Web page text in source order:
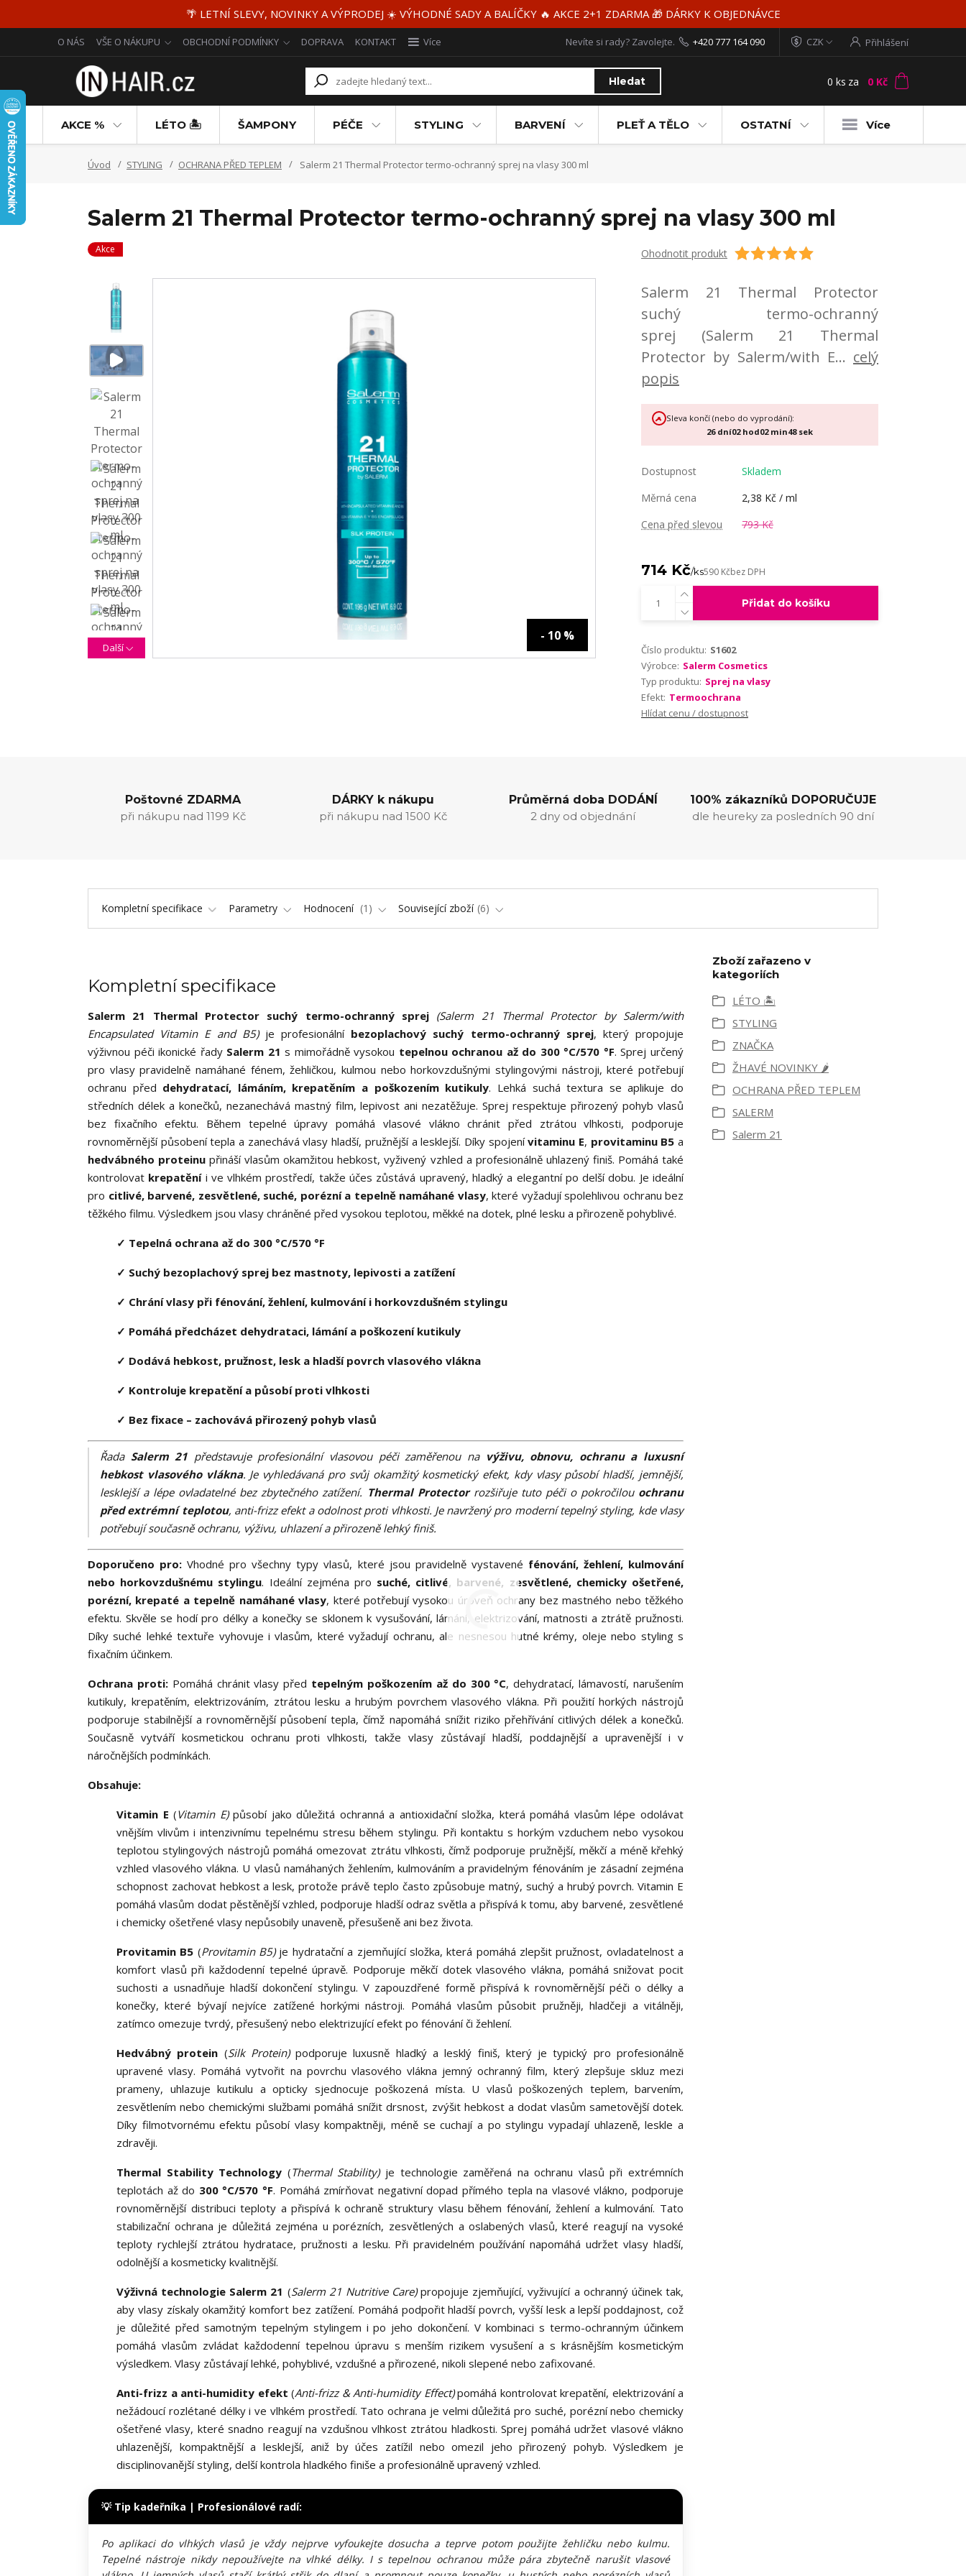
🌴 LETNÍ SLEVY, NOVINKY A VÝPRODEJ ☀️ VÝHODNÉ SADY A BALÍČKY 🔥 AKCE 2+1 ZDARMA 🎁 DÁRKY K OBJEDNÁVCE
O NÁS VŠE O NÁKUPU OBCHODNÍ PODMÍNKY DOPRAVA KONTAKT Více CZK Přihlášení
Hledat
Nevíte si rady? Zavolejte. +420 777 164 090
0 ks za 0 Kč
AKCE % LÉTO 🏝️ ŠAMPONY PÉČE STYLING BARVENÍ PLEŤ A TĚLO OSTATNÍ Více
Úvod STYLING OCHRANA PŘED TEPLEM Salerm 21 Thermal Protector termo-ochranný sprej na vlasy 300 ml
Salerm 21 Thermal Protector termo-ochranný sprej na vlasy 300 ml
Akce
- 10 %
Další
Ohodnotit produkt
Salerm 21 Thermal Protector
suchý termo-ochranný
sprej (Salerm 21 Thermal
Protector by Salerm/with E... celý
popis
Sleva končí (nebo do vyprodání):
26 dní02hod02min47sek
Dostupnost
Skladem
Měrná cena
2,38 Kč / ml
Cena před slevou
793 Kč
714 Kč/ks590 Kčbez DPH
Přidat do košíku
Číslo produktu: S1602
Výrobce: Salerm Cosmetics
Typ produktu: Sprej na vlasy
Efekt: Termoochrana
Hlídat cenu / dostupnost
Poštovné ZDARMA
při nákupu nad 1199 Kč
DÁRKY k nákupu
při nákupu nad 1500 Kč
Průměrná doba DODÁNÍ
2 dny od objednání
100% zákazníků DOPORUČUJE
dle heureky za posledních 90 dní
Kompletní specifikace Parametry Hodnocení 1 Související zboží 6
Kompletní specifikace
Salerm 21 Thermal Protector suchý termo-ochranný sprej (Salerm 21 Thermal Protector by Salerm/with
Encapsulated Vitamin E and B5)je profesionální bezoplachový suchý termo-ochranný sprej, který propojuje
výživnou péči ikonické řady Salerm 21 s mimořádně vysokou tepelnou ochranou až do 300 °C/570 °F. Sprej určený
pro vlasy pravidelně namáhané fénem, žehličkou, kulmou nebo horkovzdušnými stylingovými nástroji, které potřebují
ochranu před dehydratací, lámáním, krepatěním a poškozením kutikuly. Lehká suchá textura se aplikuje do
středních délek a konečků, nezanechává mastný film, lepivost ani nezatěžuje. Sprej respektuje přirozený pohyb vlasů
bez fixačního efektu. Během tepelné úpravy pomáhá vlasové vlákno chránit před ztrátou vlhkosti, podporuje
rovnoměrnější působení tepla a zanechává vlasy hladší, pružnější a lesklejší. Díky spojenívitaminu E, provitaminu B5 a
hedvábného proteinu přináší vlasům okamžitou hebkost, vyživený vzhled a profesionálně uhlazený finiš. Pomáhá také
kontrolovat krepatěníi ve vlhkém prostředí, takže účes zůstává upravený, hladký a elegantní po delší dobu. Je ideální
pro citlivé, barvené, zesvětlené, suché, porézní a tepelně namáhané vlasy, které vyžadují spolehlivou ochranu bez
těžkého filmu. Výsledkem jsou vlasy chráněné před vysokou teplotou, měkké na dotek, plné lesku a přirozeně pohyblivé.
✓ Tepelná ochrana až do 300 °C/570 °F
✓ Suchý bezoplachový sprej bez mastnoty, lepivosti a zatížení
✓ Chrání vlasy při fénování, žehlení, kulmování i horkovzdušném stylingu
✓ Pomáhá předcházet dehydrataci, lámání a poškození kutikuly
✓ Dodává hebkost, pružnost, lesk a hladší povrch vlasového vlákna
✓ Kontroluje krepatění a působí proti vlhkosti
✓ Bez fixace – zachovává přirozený pohyb vlasů
Řada Salerm 21 představuje profesionální vlasovou péči zaměřenou na výživu, obnovu, ochranu a luxusní
hebkost vlasového vlákna. Je vyhledávaná pro svůj okamžitý kosmetický efekt, kdy vlasy působí hladší, jemnější,
lesklejší a lépe ovladatelné bez zbytečného zatížení. Thermal Protectorrozšiřuje tuto péči o pokročilou ochranu
před extrémní teplotou, anti-frizz efekt a odolnost proti vlhkosti. Je navržený pro moderní tepelný styling, kde vlasy
potřebují současně ochranu, výživu, uhlazení a přirozeně lehký finiš.
Doporučeno pro:Vhodné pro všechny typy vlasů, které jsou pravidelně vystavené fénování, žehlení, kulmování
nebo horkovzdušnému stylingu. Ideální zejména pro suché, citlivé, barvené, zesvětlené, chemicky ošetřené,
porézní, krepaté a tepelně namáhané vlasy, které potřebují vysokou úroveň ochrany bez mastného nebo těžkého
efektu. Skvěle se hodí pro délky a konečky se sklonem k vysušování, lámání, elektrizování, matnosti a ztrátě pružnosti.
Díky suché lehké textuře vyhovuje i vlasům, které vyžadují ochranu, ale nesnesou hutné krémy, oleje nebo styling s
fixačním účinkem.
Ochrana proti: Pomáhá chránit vlasy před tepelným poškozením až do 300 °C, dehydratací, lámavostí, narušením
kutikuly, krepatěním, elektrizováním, ztrátou lesku a hrubým povrchem vlasového vlákna. Při použití horkých nástrojů
podporuje stabilnější a rovnoměrnější působení tepla, čímž napomáhá snížit riziko přehřívání citlivých délek a konečků.
Současně vytváří kosmetickou ochranu proti vlhkosti, takže vlasy zůstávají hladší, poddajnější a upravenější i v
náročnějších podmínkách.
Obsahuje:
Vitamin E(Vitamin E)působí jako důležitá ochranná a antioxidační složka, která pomáhá vlasům lépe odolávat
vnějším vlivům i intenzivnímu tepelnému stresu během stylingu. Při kontaktu s horkým vzduchem nebo vysokou
teplotou stylingových nástrojů pomáhá omezovat ztrátu vlhkosti, čímž podporuje pružnější, měkčí a méně křehký
vzhled vlasového vlákna. U vlasů namáhaných žehlením, kulmováním a pravidelným fénováním je zásadní zejména
schopnost zachovat hebkost a lesk, protože právě teplo často způsobuje matný, suchý a hrubý povrch. Vitamin E
pomáhá vlasům dodat pěstěnější vzhled, podporuje hladší odraz světla a přispívá k tomu, aby barvené, zesvětlené
i chemicky ošetřené vlasy nepůsobily unaveně, přesušeně ani bez života.
Provitamin B5 (Provitamin B5)je hydratační a zjemňující složka, která pomáhá zlepšit pružnost, ovladatelnost a
komfort vlasů při každodenní tepelné úpravě. Podporuje měkčí dotek vlasového vlákna, pomáhá snižovat pocit
suchosti a usnadňuje hladší dokončení stylingu. V zapouzdřené formě přispívá k rovnoměrnější péči o délky a
konečky, které bývají nejvíce zatížené horkými nástroji. Pomáhá vlasům působit pružněji, hladčeji a vitálněji,
zatímco omezuje tvrdý, přesušený nebo elektrizující efekt po fénování či žehlení.
Hedvábný protein (Silk Protein)podporuje luxusně hladký a lesklý finiš, který je typický pro profesionálně
upravené vlasy. Pomáhá vytvořit na povrchu vlasového vlákna jemný ochranný film, který zlepšuje skluz mezi
prameny, uhlazuje kutikulu a opticky sjednocuje poškozená místa. U vlasů poškozených teplem, barvením,
zesvětlením nebo chemickými službami pomáhá snížit drsnost, zvýšit hebkost a dodat vlasům sametovější dotek.
Díky filmotvornému efektu působí vlasy kompaktněji, méně se cuchají a po stylingu vypadají uhlazeně, leskle a
zdravěji.
Thermal Stability Technology (Thermal Stability)je technologie zaměřená na ochranu vlasů při extrémních
teplotách až do 300 °C/570 °F. Pomáhá zmírňovat negativní dopad přímého tepla na vlasové vlákno, podporuje
rovnoměrnější distribuci teploty a přispívá k ochraně struktury vlasu během fénování, žehlení a kulmování. Tato
stabilizační ochrana je důležitá zejména u porézních, zesvětlených a oslabených vlasů, které reagují na vysoké
teploty rychlejší ztrátou hydratace, pružnosti a lesku. Při pravidelném používání napomáhá udržet vlasy hladší,
odolnější a kosmeticky kvalitnější.
Výživná technologie Salerm 21 (Salerm 21 Nutritive Care)propojuje zjemňující, vyživující a ochranný účinek tak,
aby vlasy získaly okamžitý komfort bez zatížení. Pomáhá podpořit hladší povrch, vyšší lesk a lepší poddajnost, což
je důležité před samotným tepelným stylingem i po jeho dokončení. V kombinaci s termo-ochranným účinkem
pomáhá vlasům zvládat každodenní tepelnou úpravu s menším rizikem vysušení a s krásnějším kosmetickým
výsledkem. Vlasy zůstávají lehké, pohyblivé, vzdušné a přirozené, nikoli slepené nebo zafixované.
Anti-frizz a anti-humidity efekt (Anti-frizz & Anti-humidity Effect)pomáhá kontrolovat krepatění, elektrizování a
nežádoucí rozlétané délky i ve vlhkém prostředí. Tato ochrana je velmi důležitá pro suché, porézní nebo chemicky
ošetřené vlasy, které snadno reagují na vzdušnou vlhkost ztrátou hladkosti. Sprej pomáhá udržet vlasové vlákno
uhlazenější, kompaktnější a lesklejší, aniž by účes zatížil nebo omezil jeho přirozený pohyb. Výsledkem je
disciplinovanější styling, delší kontrola hladkého finiše a profesionálně upravený vzhled.
💡 Tip kadeřníka | Profesionálové radí:
Po aplikaci do vlhkých vlasů je vždy nejprve vyfoukejte dosucha a teprve potom použijte žehličku nebo kulmu.
Tepelné nástroje nikdy nepoužívejte na vlhké délky. I s tepelnou ochranou může pára zbytečně narušit vlasové
Zboží zařazeno v
kategoriích
LÉTO 🏝️
STYLING
ZNAČKA
ŽHAVÉ NOVINKY 🌶️
OCHRANA PŘED TEPLEM
SALERM
Salerm 21